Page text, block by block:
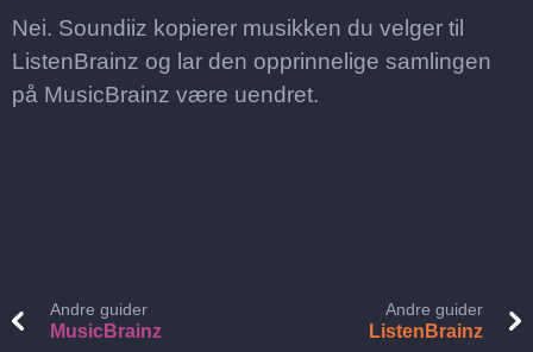
Nei. Soundiiz kopierer musikken du velger til
ListenBrainz og lar den opprinnelige samlingen
på MusicBrainz være uendret.
Andre guider
MusicBrainz
Andre guider
ListenBrainz